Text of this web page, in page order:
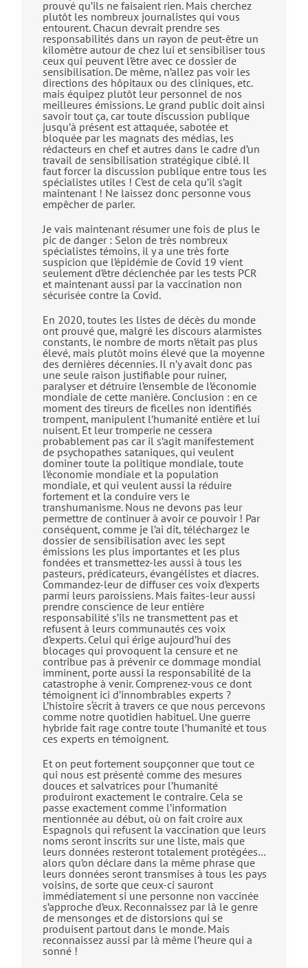
prouvé qu’ils ne faisaient rien. Mais cherchez
plutôt les nombreux journalistes qui vous
entourent. Chacun devrait prendre ses
responsabilités dans un rayon de peut-être un
kilomètre autour de chez lui et sensibiliser tous
ceux qui peuvent l’être avec ce dossier de
sensibilisation. De même, n’allez pas voir les
directions des hôpitaux ou des cliniques, etc.
mais équipez plutôt leur personnel de nos
meilleures émissions. Le grand public doit ainsi
savoir tout ça, car toute discussion publique
jusqu’à présent est attaquée, sabotée et
bloquée par les magnats des médias, les
rédacteurs en chef et autres dans le cadre d’un
travail de sensibilisation stratégique ciblé. Il
faut forcer la discussion publique entre tous les
spécialistes utiles ! C’est de cela qu’il s’agit
maintenant ! Ne laissez donc personne vous
empêcher de parler.
Je vais maintenant résumer une fois de plus le
pic de danger : Selon de très nombreux
spécialistes témoins, il y a une très forte
suspicion que l’épidémie de Covid 19 vient
seulement d’être déclenchée par les tests PCR
et maintenant aussi par la vaccination non
sécurisée contre la Covid.
En 2020, toutes les listes de décès du monde
ont prouvé que, malgré les discours alarmistes
constants, le nombre de morts n’était pas plus
élevé, mais plutôt moins élevé que la moyenne
des dernières décennies. Il n’y avait donc pas
une seule raison justifiable pour ruiner,
paralyser et détruire l’ensemble de l’économie
mondiale de cette manière. Conclusion : en ce
moment des tireurs de ficelles non identifiés
trompent, manipulent l’humanité entière et lui
nuisent. Et leur tromperie ne cessera
probablement pas car il s’agit manifestement
de psychopathes sataniques, qui veulent
dominer toute la politique mondiale, toute
l’économie mondiale et la population
mondiale, et qui veulent aussi la réduire
fortement et la conduire vers le
transhumanisme. Nous ne devons pas leur
permettre de continuer à avoir ce pouvoir ! Par
conséquent, comme je l’ai dit, téléchargez le
dossier de sensibilisation avec les sept
émissions les plus importantes et les plus
fondées et transmettez-les aussi à tous les
pasteurs, prédicateurs, évangélistes et diacres.
Commandez-leur de diffuser ces voix d’experts
parmi leurs paroissiens. Mais faites-leur aussi
prendre conscience de leur entière
responsabilité s’ils ne transmettent pas et
refusent à leurs communautés ces voix
d’experts. Celui qui érige aujourd’hui des
blocages qui provoquent la censure et ne
contribue pas à prévenir ce dommage mondial
imminent, porte aussi la responsabilité de la
catastrophe à venir. Comprenez-vous ce dont
témoignent ici d’innombrables experts ?
L’histoire s‘écrit à travers ce que nous percevons
comme notre quotidien habituel. Une guerre
hybride fait rage contre toute l’humanité et tous
ces experts en témoignent.
Et on peut fortement soupçonner que tout ce
qui nous est présenté comme des mesures
douces et salvatrices pour l’humanité
produiront exactement le contraire. Cela se
passe exactement comme l’information
mentionnée au début, où on fait croire aux
Espagnols qui refusent la vaccination que leurs
noms seront inscrits sur une liste, mais que
leurs données resteront totalement protégées…
alors qu’on déclare dans la même phrase que
leurs données seront transmises à tous les pays
voisins, de sorte que ceux-ci sauront
immédiatement si une personne non vaccinée
s’approche d’eux. Reconnaissez par là le genre
de mensonges et de distorsions qui se
produisent partout dans le monde. Mais
reconnaissez aussi par là même l’heure qui a
sonné !